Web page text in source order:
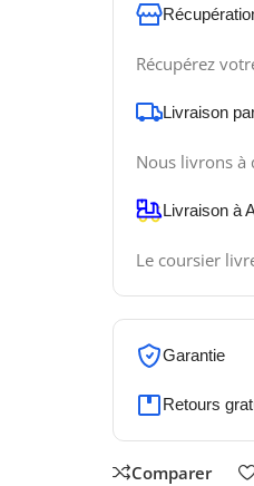
Récupérez
Livraison
Nous livrons à
Livraison à
Le coursier
Garantie
Retours
Comparer